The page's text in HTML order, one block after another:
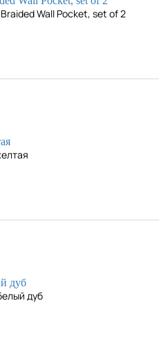
Wall Pocket, set of 2
дуб